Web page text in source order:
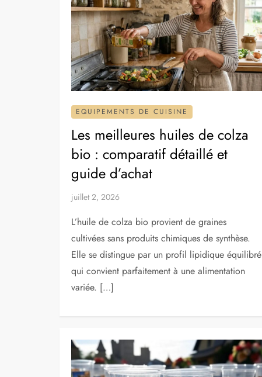
EQUIPEMENTS DE CUISINE
Les meilleures huiles de colza
bio : comparatif détaillé et
guide d’achat
juillet 2, 2026
L’huile de colza bio provient de graines
cultivées sans produits chimiques de synthèse.
Elle se distingue par un profil lipidique équilibré
qui convient parfaitement à une alimentation
variée. […]